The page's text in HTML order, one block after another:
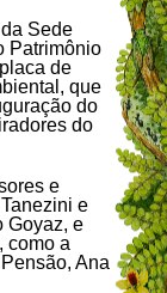
Sede
Patrimônio
de
que
do
do
e
e
Goyaz, e
como a
Ana